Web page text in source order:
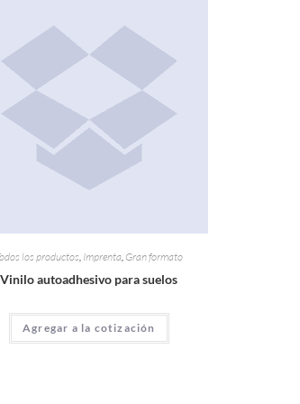
los productos, Imprenta, Gran formato
Vinilo autoadhesivo para suelos
Agregar a la cotización